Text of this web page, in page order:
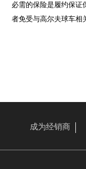
必需的保险是履约保证
者免受与高尔夫球车相
成为经销商